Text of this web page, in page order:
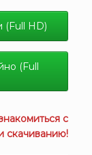
(Full HD)
(Full
с
скачиванию!